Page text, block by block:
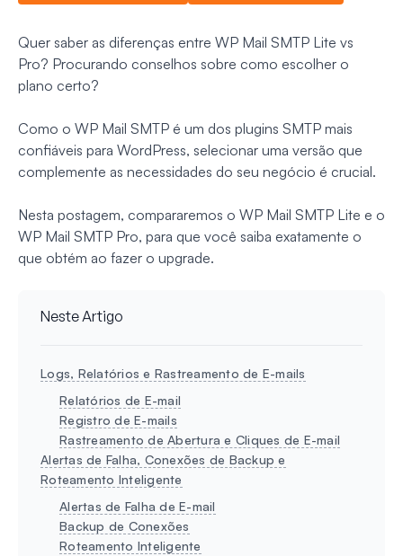
Quer saber as diferenças entre WP Mail SMTP Lite vs
Pro? Procurando conselhos sobre como escolher o
plano certo?
Como o WP Mail SMTP é um dos plugins SMTP mais
confiáveis para WordPress, selecionar uma versão que
complemente as necessidades do seu negócio é crucial.
Nesta postagem, compararemos o WP Mail SMTP Lite e o
WP Mail SMTP Pro, para que você saiba exatamente o
que obtém ao fazer o upgrade.
Neste Artigo
Logs, Relatórios e Rastreamento de E-mails
Relatórios de E-mail
Registro de E-mails
Rastreamento de Abertura e Cliques de E-mail
Alertas de Falha, Conexões de Backup e
Roteamento Inteligente
Alertas de Falha de E-mail
Backup de Conexões
Roteamento Inteligente